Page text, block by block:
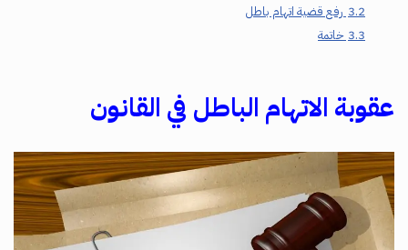
3.2 رفع قضية اتهام باطل
3.3 خاتمة
عقوبة الاتهام الباطل في القانون